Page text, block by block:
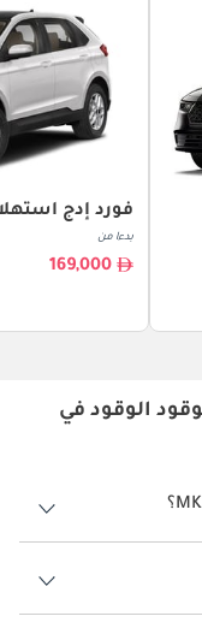
فورد إدج
بدءا من
169,000
الوقود في